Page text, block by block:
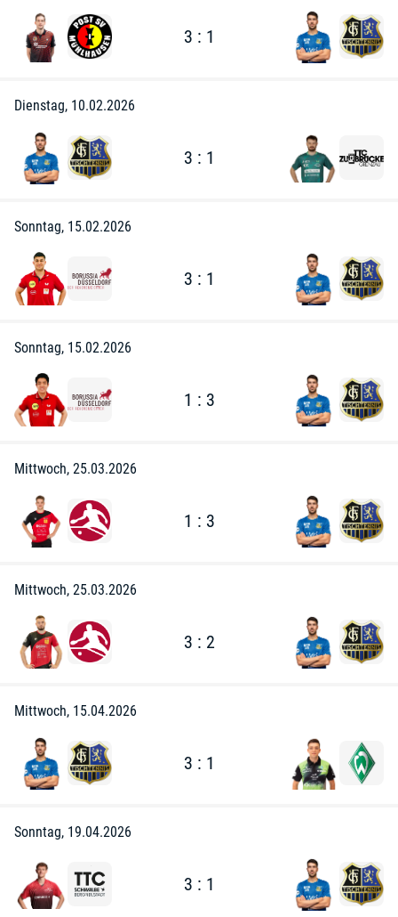
3 : 1
Dienstag, 10.02.2026
3 : 1
Sonntag, 15.02.2026
3 : 1
Sonntag, 15.02.2026
1 : 3
Mittwoch, 25.03.2026
1 : 3
Mittwoch, 25.03.2026
3 : 2
Mittwoch, 15.04.2026
3 : 1
Sonntag, 19.04.2026
3 : 1